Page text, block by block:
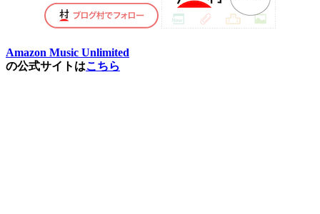
Amazon Music Unlimited
の公式サイトはこちら